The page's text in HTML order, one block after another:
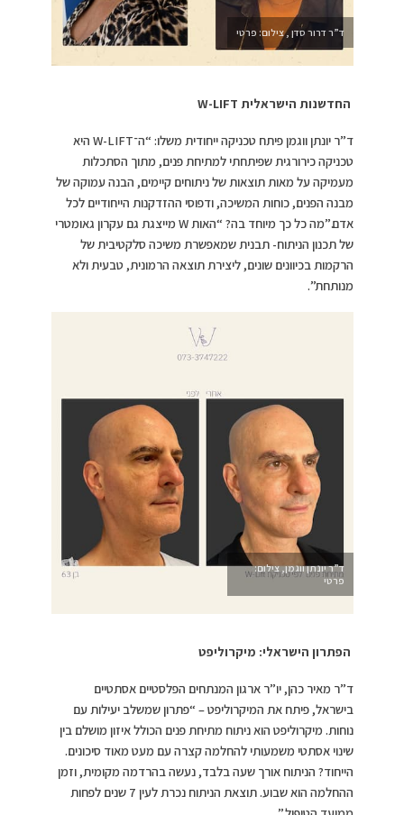
ד”ר דרור סדן , צילום: פרטי
החדשנות הישראלית
ד”ר יונתן ווגמן פיתח טכניקה ייחודית משלו: “ה־W-LIFT היא
טכניקה כירורגית שפיתחתי למתיחת פנים, מתוך הסתכלות
מעמיקה על מאות תוצאות של ניתוחים קיימים, הבנה עמוקה של
מבנה הפנים, כוחות המשיכה, ודפוסי ההזדקנות הייחודיים לכל
אדם.”מה כל כך מיוחד בה? “האות W מייצגת גם עקרון גאומטרי
של תכנון הניתוח- תבנית שמאפשרת משיכה סלקטיבית של
הרקמות בכיוונים שונים, ליצירת תוצאה הרמונית, טבעית ולא
מנותחת”.
ד”ר יונתן ווגמן, צילום:
פרטי
הפתרון הישראלי: מיקרוליפט
ד”ר מאיר כהן, יו”ר ארגון המנתחים הפלסטיים אסתטיים
בישראל, פיתח את המיקרוליפט – “פתרון שמשלב יעילות עם
נוחות. מיקרוליפט הוא ניתוח מתיחת פנים הכולל איזון מושלם בין
שינוי אסתטי משמעותי להחלמה קצרה עם מעט מאוד סיכונים.
הייחוד? הניתוח אורך שעה בלבד, נעשה בהרדמה מקומית, וזמן
ההחלמה הוא שבוע. תוצאת הניתוח נכרת לעין 7 שנים לפחות